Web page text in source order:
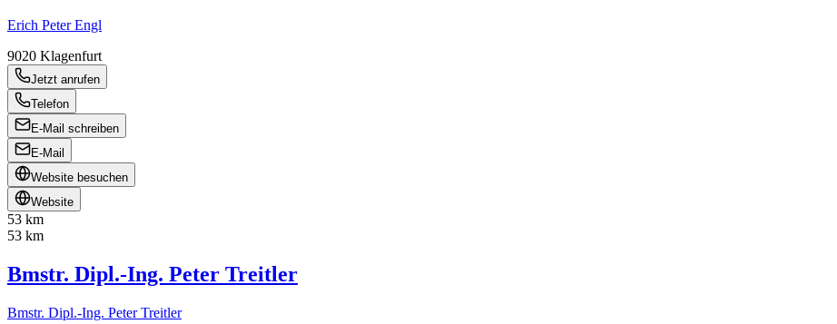
Erich Peter Engl
9020 Klagenfurt
Jetzt anrufen
Telefon
E-Mail schreiben
E-Mail
Website besuchen
Website
53 km
53 km
Bmstr. Dipl.-Ing. Peter Treitler
Bmstr. Dipl.-Ing. Peter Treitler